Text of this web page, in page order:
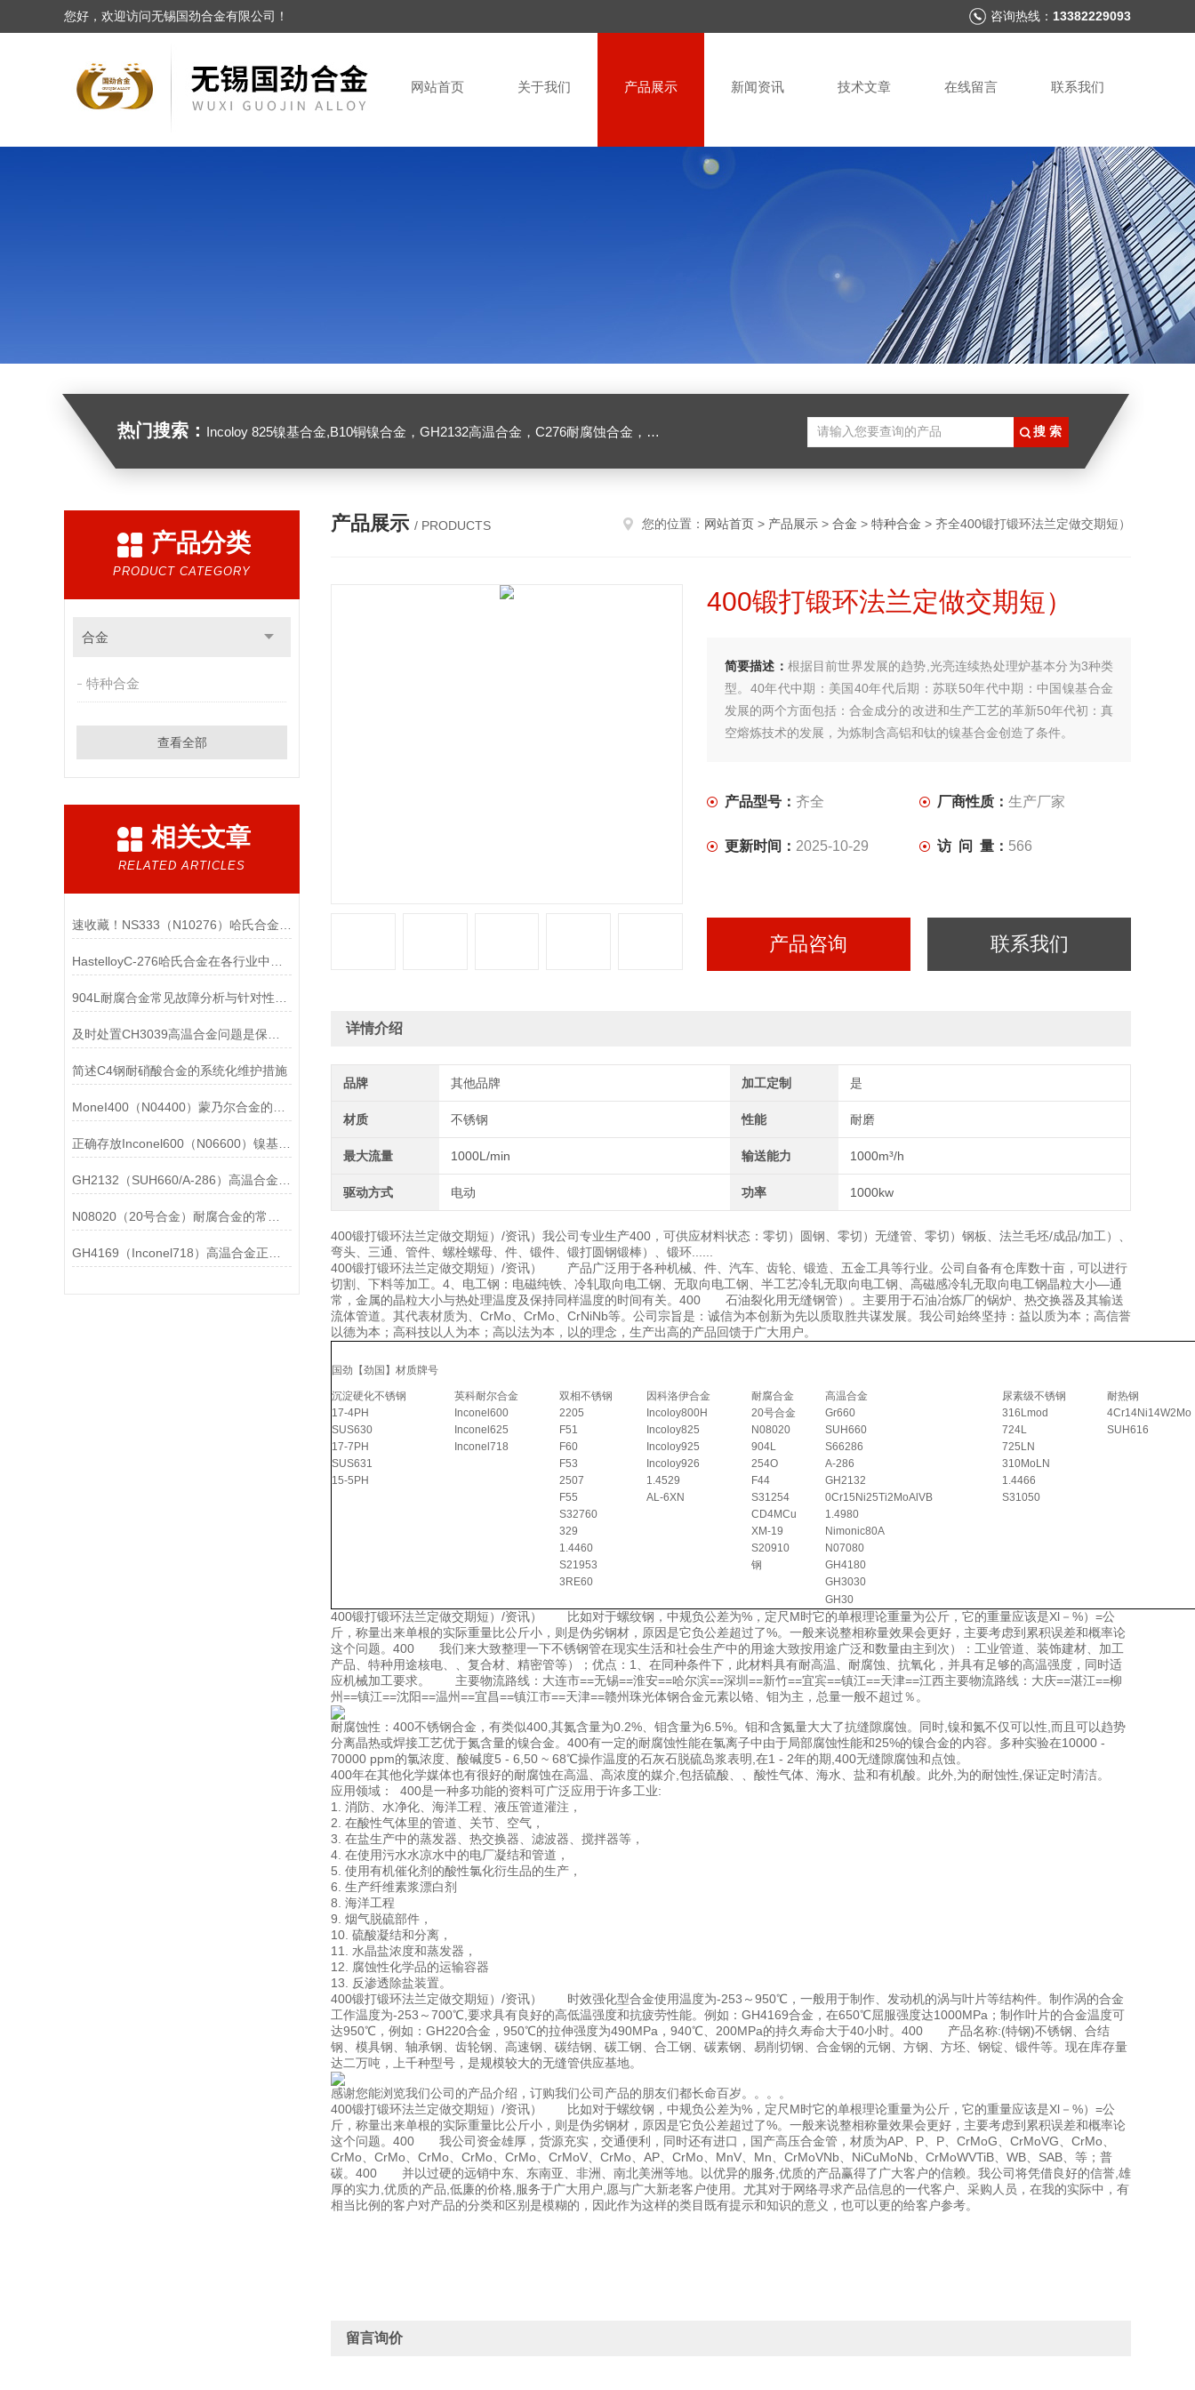
您好，欢迎访问无锡国劲合金有限公司！ 咨询热线： 13382229093
网站首页 关于我们 产品展示 新闻资讯 技术文章 在线留言 联系我们
热门搜索： Incoloy 825镍基合金,B10铜镍合金，GH2132高温合金，C276耐腐蚀合金，1J50精密合金，Inconel600镍基合金
产品分类
PRODUCT CATEGORY
合金
特种合金
查看全部
相关文章
RELATED ARTICLES
简述C4钢耐硝酸合金的系统化维护措施
正确存放Inconel600（N06600）镍基合金的重要性介绍
产品展示 / PRODUCTS 您的位置： 网站首页 > 产品展示 > 合金 > 特种合金 > 齐全400锻打锻环法兰定做交期短）
400锻打锻环法兰定做交期短）
简要描述： 根据目前世界发展的趋势,光亮连续热处理炉基本分为3种类
型。40年代中期：美国40年代后期：苏联50年代中期：中国镍基合金
发展的两个方面包括：合金成分的改进和生产工艺的革新50年代初：真
空熔炼技术的发展，为炼制含高铝和钛的镍基合金创造了条件。
产品型号： 齐全 厂商性质： 生产厂家
更新时间： 2025-10-29 访 问 量： 566
产品咨询 联系我们
详情介绍
品牌 其他品牌 加工定制 是
材质 不锈钢 性能 耐磨
最大流量 1000L/min 输送能力 1000m³/h
驱动方式 电动 功率 1000kw
400锻打锻环法兰定做交期短）/资讯）我公司专业生产400，可供应材料状态：零切）圆钢、零切）无缝管、零切）钢板、法兰毛坯/成品/加工）、
弯头、三通、管件、螺栓螺母、件、锻件、锻打圆钢锻棒）、锻环......
400锻打锻环法兰定做交期短）/资讯） 产品广泛用于各种机械、件、汽车、齿轮、锻造、五金工具等行业。公司自备有仓库数十亩，可以进行
切割、下料等加工。4、电工钢：电磁纯铁、冷轧取向电工钢、无取向电工钢、半工艺冷轧无取向电工钢、高磁感冷轧无取向电工钢晶粒大小—通
常，金属的晶粒大小与热处理温度及保持同样温度的时间有关。400 石油裂化用无缝钢管）。主要用于石油冶炼厂的锅炉、热交换器及其输送
流体管道。其代表材质为、CrMo、CrMo、CrNiNb等。公司宗旨是：诚信为本创新为先以质取胜共谋发展。我公司始终坚持：益以质为本；高信誉
以德为本；高科技以人为本；高以法为本，以的理念，生产出高的产品回馈于广大用户。
国劲【劲国】材质牌号
沉淀硬化不锈钢 英科耐尔合金 双相不锈钢 因科洛伊合金 耐腐合金 高温合金 尿素级不锈钢
耐热钢
17-4PH
Inconel600 2205 Incoloy800H 20号合金 Gr660 316Lmod
4Cr14Ni14W2Mo
SUS630
Inconel625 F51 Incoloy825 N08020 SUH660 724L
SUH616
17-7PH
Inconel718 F60 Incoloy925 904L S66286
725LN
SUS631
F53 Incoloy926 254O A-286
310MoLN
15-5PH
2507 1.4529 F44 GH2132
1.4466
F55
AL-6XN S31254 0Cr15Ni25Ti2MoAlVB
S31050
S32760
CD4MCu
1.4980
329
XM-19
Nimonic80A
1.4460
S20910
N07080
S21953
钢
GH4180
3RE60
GH3030
GH30
400锻打锻环法兰定做交期短）/资讯） 比如对于螺纹钢，中规负公差为%，定尺M时它的单根理论重量为公斤，它的重量应该是Xl－%）=公
斤，称量出来单根的实际重量比公斤小，则是伪劣钢材，原因是它负公差超过了%。一般来说整相称量效果会更好，主要考虑到累积误差和概率论
这个问题。400 我们来大致整理一下不锈钢管在现实生活和社会生产中的用途大致按用途广泛和数量由主到次）：工业管道、装饰建材、加工
产品、特种用途核电、、复合材、精密管等）；优点：1、在同种条件下，此材料具有耐高温、耐腐蚀、抗氧化，并具有足够的高温强度，同时适
应机械加工要求。 主要物流路线：大连市==无锡==淮安==哈尔滨==深圳==新竹==宜宾==镇江==天津==江西主要物流路线：大庆==湛江==柳
州==镇江==沈阳==温州==宜昌==镇江市==天津==赣州珠光体钢合金元素以铬、钼为主，总量一般不超过％。
耐腐蚀性：400不锈钢合金，有类似400,其氮含量为0.2%、钼含量为6.5%。钼和含氮量大大了抗缝隙腐蚀。同时,镍和氮不仅可以性,而且可以趋势
分离晶热或焊接工艺优于氮含量的镍合金。400有一定的耐腐蚀性能在氯离子中由于局部腐蚀性能和25%的镍合金的内容。多种实验在10000 -
70000 ppm的氯浓度、酸碱度5 - 6,50 ~ 68℃操作温度的石灰石脱硫岛浆表明,在1 - 2年的期,400无缝隙腐蚀和点蚀。
400年在其他化学媒体也有很好的耐腐蚀在高温、高浓度的媒介,包括硫酸、、酸性气体、海水、盐和有机酸。此外,为的耐蚀性,保证定时清洁。
应用领域： 400是一种多功能的资料可广泛应用于许多工业:
1. 消防、水净化、海洋工程、液压管道灌注，
2. 在酸性气体里的管道、关节、空气，
3. 在盐生产中的蒸发器、热交换器、滤波器、搅拌器等，
4. 在使用污水水凉水中的电厂凝结和管道，
5. 使用有机催化剂的酸性氯化衍生品的生产，
6. 生产纤维素浆漂白剂
8. 海洋工程
9. 烟气脱硫部件，
10. 硫酸凝结和分离，
11. 水晶盐浓度和蒸发器，
12. 腐蚀性化学品的运输容器
13. 反渗透除盐装置。
400锻打锻环法兰定做交期短）/资讯） 时效强化型合金使用温度为-253～950℃，一般用于制作、发动机的涡与叶片等结构件。制作涡的合金
工作温度为-253～700℃,要求具有良好的高低温强度和抗疲劳性能。例如：GH4169合金，在650℃屈服强度达1000MPa；制作叶片的合金温度可
达950℃，例如：GH220合金，950℃的拉伸强度为490MPa，940℃、200MPa的持久寿命大于40小时。400 产品名称:(特钢)不锈钢、合结
钢、模具钢、轴承钢、齿轮钢、高速钢、碳结钢、碳工钢、合工钢、碳素钢、易削切钢、合金钢的元钢、方钢、方坯、钢锭、锻件等。现在库存量
达二万吨，上千种型号，是规模较大的无缝管供应基地。
感谢您能浏览我们公司的产品介绍，订购我们公司产品的朋友们都长命百岁。。。。
400锻打锻环法兰定做交期短）/资讯） 比如对于螺纹钢，中规负公差为%，定尺M时它的单根理论重量为公斤，它的重量应该是Xl－%）=公
斤，称量出来单根的实际重量比公斤小，则是伪劣钢材，原因是它负公差超过了%。一般来说整相称量效果会更好，主要考虑到累积误差和概率论
这个问题。400 我公司资金雄厚，货源充实，交通便利，同时还有进口，国产高压合金管，材质为AP、P、P、CrMoG、CrMoVG、CrMo、
CrMo、CrMo、CrMo、CrMo、CrMo、CrMoV、CrMo、AP、CrMo、MnV、Mn、CrMoVNb、NiCuMoNb、CrMoWVTiB、WB、SAB、等；普
碳。400 并以过硬的远销中东、东南亚、非洲、南北美洲等地。以优异的服务,优质的产品赢得了广大客户的信赖。我公司将凭借良好的信誉,雄
厚的实力,优质的产品,低廉的价格,服务于广大用户,愿与广大新老客户使用。尤其对于网络寻求产品信息的一代客户、采购人员，在我的实际中，有
相当比例的客户对产品的分类和区别是模糊的，因此作为这样的类目既有提示和知识的意义，也可以更的给客户参考。
留言询价